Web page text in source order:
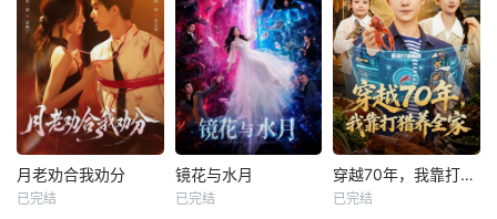
月老劝合我劝分
已完结
镜花与水月
已完结
穿越70年，我靠打猎养全家
已完结